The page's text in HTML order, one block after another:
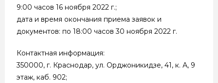
9:00 часов 16 ноября 2022 г.;
дата и время окончания приема заявок и
документов: по 18:00 часов 30 ноября 2022 г.
Контактная информация:
350000, г. Краснодар, ул. Орджоникидзе, 41, к. А, 9
этаж, каб. 902;